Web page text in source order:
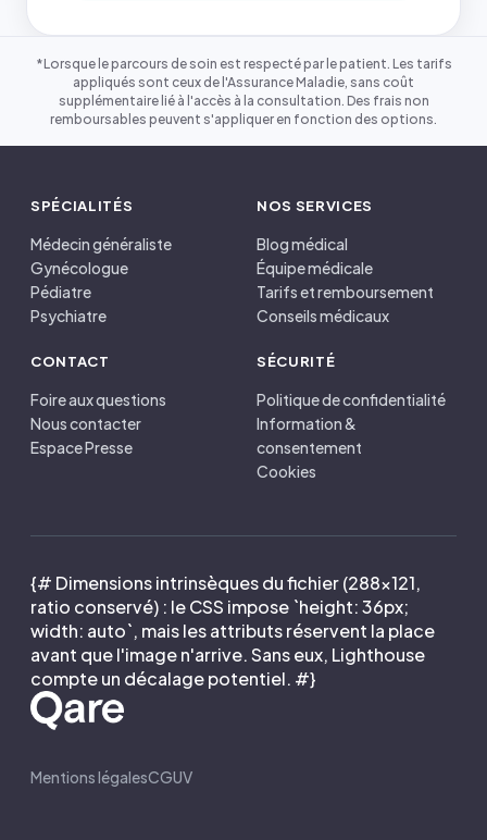
*Lorsque le parcours de soin est respecté par le patient. Les tarifs
appliqués sont ceux de l'Assurance Maladie, sans coût
supplémentaire lié à l'accès à la consultation. Des frais non
remboursables peuvent s'appliquer en fonction des options.
SPÉCIALITÉS
Médecin généraliste
Gynécologue
Pédiatre
Psychiatre
NOS SERVICES
Blog médical
Équipe médicale
Tarifs et remboursement
Conseils médicaux
CONTACT
Foire aux questions
Nous contacter
Espace Presse
SÉCURITÉ
Politique de confidentialité
Information &
consentement
Cookies
{# Dimensions intrinsèques du fichier (288×121,
ratio conservé) : le CSS impose `height: 36px;
width: auto`, mais les attributs réservent la place
avant que l'image n'arrive. Sans eux, Lighthouse
compte un décalage potentiel. #}
Mentions légalesCGUV